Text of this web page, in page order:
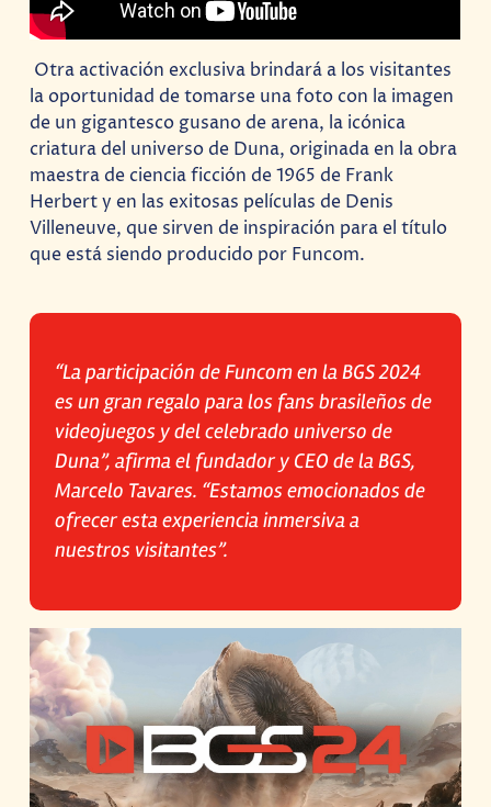
Otra activación exclusiva brindará a los visitantes
la oportunidad de tomarse una foto con la imagen
de un gigantesco gusano de arena, la icónica
criatura del universo de Duna, originada en la obra
maestra de ciencia ficción de 1965 de Frank
Herbert y en las exitosas películas de Denis
Villeneuve, que sirven de inspiración para el título
que está siendo producido por Funcom.
“La participación de Funcom en la BGS 2024
es un gran regalo para los fans brasileños de
videojuegos y del celebrado universo de
Duna”, afirma el fundador y CEO de la BGS,
Marcelo Tavares. “Estamos emocionados de
ofrecer esta experiencia inmersiva a
nuestros visitantes”.